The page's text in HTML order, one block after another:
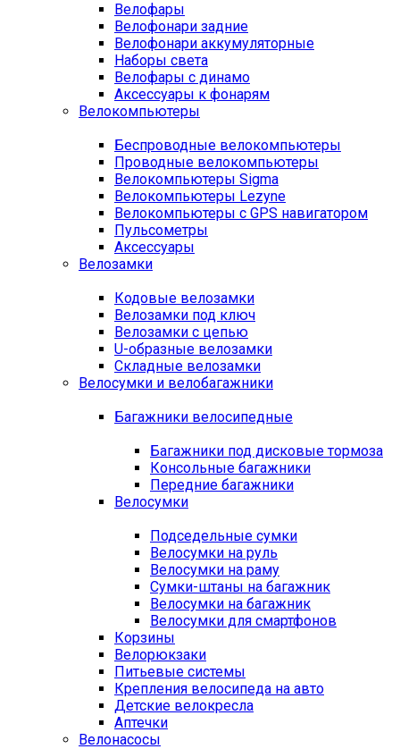
Велофары
Велофонари задние
Велофонари аккумуляторные
Наборы света
Велофары с динамо
Аксессуары к фонарям
Велокомпьютеры
Беспроводные велокомпьютеры
Проводные велокомпьютеры
Велокомпьютеры Sigma
Велокомпьютеры Lezyne
Велокомпьютеры с GPS навигатором
Пульсометры
Аксессуары
Велозамки
Кодовые велозамки
Велозамки под ключ
Велозамки с цепью
U-образные велозамки
Складные велозамки
Велосумки и велобагажники
Багажники велосипедные
Багажники под дисковые тормоза
Консольные багажники
Передние багажники
Велосумки
Подседельные сумки
Велосумки на руль
Велосумки на раму
Сумки-штаны на багажник
Велосумки на багажник
Велосумки для смартфонов
Корзины
Велорюкзаки
Питьевые системы
Крепления велосипеда на авто
Детские велокресла
Аптечки
Велонасосы